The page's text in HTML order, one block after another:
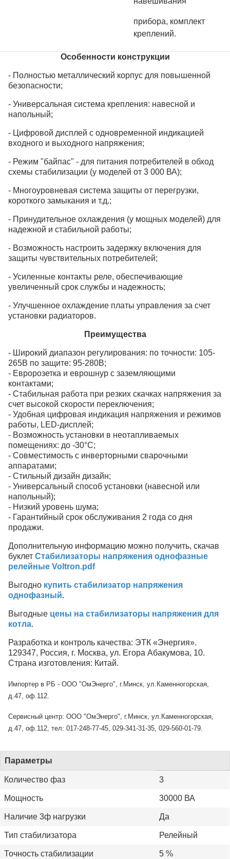
прибора, комплект
креплений.
Особенности конструкции
- Полностью металлический корпус для повышенной
безопасности;
- Универсальная система крепления: навесной и
напольный;
- Цифровой дисплей с одновременной индикацией
входного и выходного напряжения;
- Режим "байпас" - для питания потребителей в обход
схемы стабилизации (у моделей от 3 000 ВА);
- Многоуровневая система защиты от перегрузки,
короткого замыкания и т.д.;
- Принудительное охлаждения (у мощных моделей) для
надежной и стабильной работы;
- Возможность настроить задержку включения для
защиты чувствительных потребителей;
- Усиленные контакты реле, обеспечивающие
увеличенный срок службы и надежность;
- Улучшенное охлаждение платы управления за счет
установки радиаторов.
Преимущества
- Широкий диапазон регулирования: по точности: 105-
265В по защите: 95-280В;
- Евророзетка и еврошнур с заземляющими
контактами;
- Стабильная работа при резких скачках напряжения за
счет высокой скорости переключения;
- Удобная цифровая индикация напряжения и режимов
работы, LED-дисплей;
- Возможность установки в неотапливаемых
помещениях: до -30°C;
- Совместимость с инверторными сварочными
аппаратами;
- Стильный дизайн дизайн;
- Универсальный способ установки (навесной или
напольный);
- Низкий уровень шума;
- Гарантийный срок обслуживания 2 года со дня
продажи.
Дополнительную информацию можно получить, скачав
буклет Стабилизаторы напряжения однофазные
релейные Voltron.pdf
Выгодно купить стабилизатор напряжения
однофазный.
Выгодные цены на стабилизаторы напряжения для
котла.
Разработка и контроль качества: ЭТК «Энергия».
129347, Россия, г. Москва, ул. Егора Абакумова, 10.
Страна изготовления: Китай.
Импортер в РБ - ООО "ОмЭнерго", г.Минск, ул.Каменногорская,
д.47, оф.112.
Сервисный центр: ООО "ОмЭнерго", г.Минск, ул.Каменногорская,
д.47, оф.112, тел: 017-248-77-45, 029-341-31-35, 029-560-01-79.
Параметры
Количество фаз 3
Мощность 30000 ВА
Наличие 3ф нагрузки Да
Тип стабилизатора Релейный
Точность стабилизации 5 %